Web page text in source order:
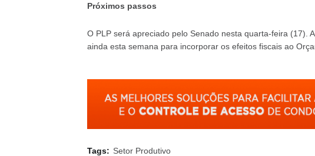
Próximos passos
O PLP será apreciado pelo Senado nesta quarta-feira (17).
ainda esta semana para incorporar os efeitos fiscais ao
Tags: Setor Produtivo